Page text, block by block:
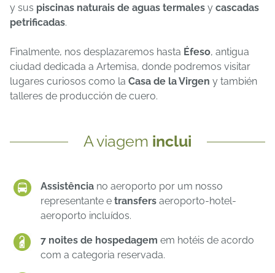
y sus piscinas naturais de aguas termales y cascadas
petrificadas.
Finalmente, nos desplazaremos hasta Éfeso, antigua
ciudad dedicada a Artemisa, donde podremos visitar
lugares curiosos como la Casa de la Virgen y también
talleres de producción de cuero.
A viagem inclui
Assistência no aeroporto por um nosso
representante e transfers aeroporto-hotel-
aeroporto incluídos.
7 noites de hospedagem em hotéis de acordo
com a categoria reservada.